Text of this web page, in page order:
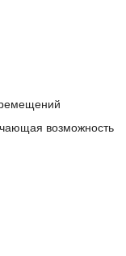
возможность